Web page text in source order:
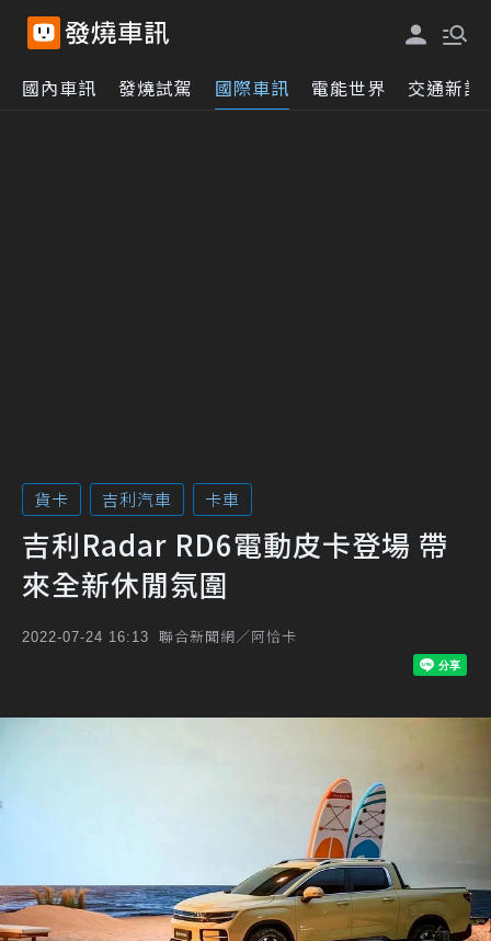
國內車訊 發燒試駕 國際車訊 電能世界 交通新訊
貨卡 吉利汽車 卡車
吉利Radar RD6電動皮卡登場 帶
來全新休閒氛圍
2022-07-24 16:13 聯合新聞網／阿恰卡